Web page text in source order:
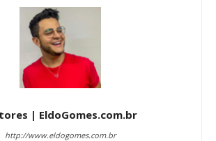
| EldoGomes.com.br
http://www.eldogomes.com.br